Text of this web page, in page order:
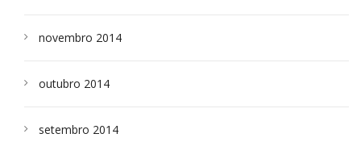
novembro 2014
outubro 2014
setembro 2014